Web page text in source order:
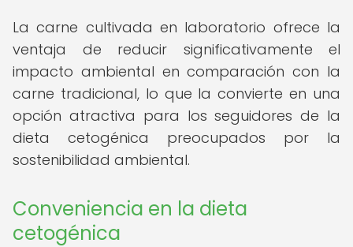
La carne cultivada en laboratorio ofrece la
ventaja de reducir significativamente el
impacto ambiental en comparación con la
carne tradicional, lo que la convierte en una
opción atractiva para los seguidores de la
dieta cetogénica preocupados por la
sostenibilidad ambiental.
Conveniencia en la dieta
cetogénica